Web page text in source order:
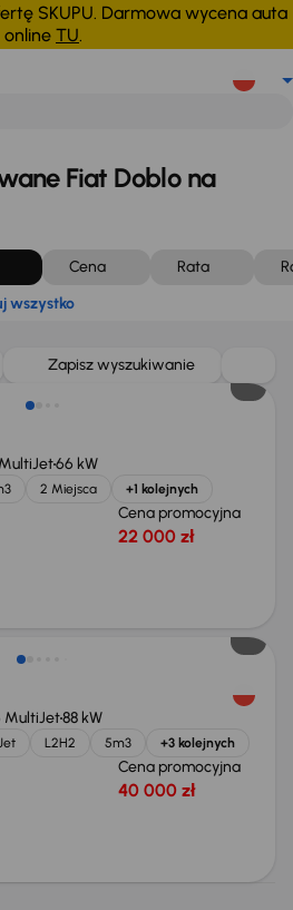
SKUPU. Darmowa wycena auta
online TU.
Fiat Doblo na
Cena Rata
wszystko
Zapisz wyszukiwanie
66 kW
2 Miejsca +1 kolejnych
Cena promocyjna
22 000 zł
MultiJet88 kW
L2H2 5m3 +3 kolejnych
Cena promocyjna
40 000 zł